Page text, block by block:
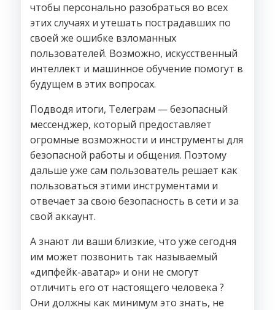
чтобы персонально разобраться во всех
этих случаях и утешать пострадавших по
своей же ошибке взломанных
пользователей. Возможно, искусственный
интеллект и машинное обучение помогут в
будущем в этих вопросах.
Подводя итоги, Телеграм — безопасный
мессенджер, который предоставляет
огромные возможности и инструменты для
безопасной работы и общения. Поэтому
дальше уже сам пользователь решает как
пользоваться этими инструментами и
отвечает за свою безопасность в сети и за
свой аккаунт.
А знают ли ваши близкие, что уже сегодня
им может позвонить так называемый
«дипфейк-аватар» и они не смогут
отличить его от настоящего человека ?
Они должны как минимум это знать, не